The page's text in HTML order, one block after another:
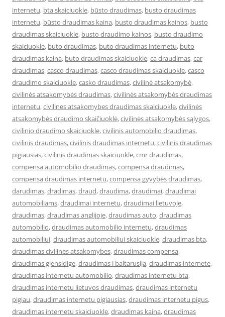
internetu, bta skaiciuokle, būsto draudimas, busto draudimas
internetu, būsto draudimas kaina, busto draudimas kainos, busto
draudimas skaiciuokle, busto draudimo kainos, busto draudimo
skaiciuokle, buto draudimas, buto draudimas internetu, buto
draudimas kaina, buto draudimas skaiciuokle,ca draudimas,car
draudimas,casco draudimas,casco draudimas skaiciuokle,casco
draudimo skaiciuokle,casko draudimas,civilinė atsakomybė,
civilinės atsakomybės draudimas,civilinės atsakomybės draudimas
internetu,civilines atsakomybes draudimas skaiciuokle,civilinės
atsakomybės draudimo skaičiuoklė,civilinės atsakomybės sąlygos,
civilinio draudimo skaiciuokle,civilinis automobilio draudimas,
civilinis draudimas,civilinis draudimas internetu,civilinis draudimas
pigiausias,civilinis draudimas skaiciuokle,cmr draudimas,
compensa automobilio draudimas,compensa draudimas,
compensa draudimas internetu,compensa gyvybės draudimas,
darudimas,dradimas,draud,draudima,draudimai,draudimai
automobiliams,draudimai internetu,draudimai lietuvoje,
draudimas,draudimas anglijoje,draudimas auto,draudimas
automobilio,draudimas automobilio internetu,draudimas
automobiliui,draudimas automobiliui skaiciuokle,draudimas bta,
draudimas civilines atsakomybes,draudimas compensa,
draudimas gjensidige,draudimas i baltarusija,draudimas internete,
draudimas internetu automobilio,draudimas internetu bta,
draudimas internetu lietuvos draudimas,draudimas internetu
pigiau,draudimas internetu pigiausias,draudimas internetu pigus,
draudimas internetu skaiciuokle,draudimas kaina,draudimas